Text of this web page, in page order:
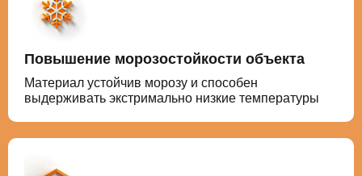
Повышение морозостойкости объекта
Материал устойчив морозу и способен
выдерживать экстримально низкие температуры